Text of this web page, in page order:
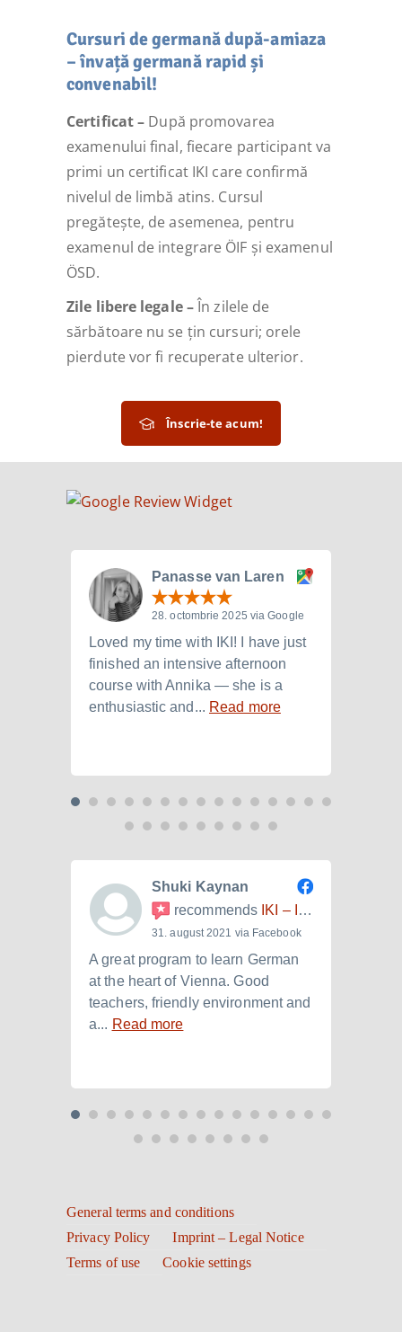
Cursuri de germană după-amiaza
– învață germană rapid și
convenabil!
Certificat – După promovarea
examenului final, fiecare participant va
primi un certificat IKI care confirmă
nivelul de limbă atins. Cursul
pregătește, de asemenea, pentru
examenul de integrare ÖIF și examenul
ÖSD.
Zile libere legale –În zilele de
sărbătoare nu se țin cursuri; orele
pierdute vor fi recuperate ulterior.
Înscrie-te acum!
Panasse van Laren
28. octombrie 2025 via Google
Loved my time with IKI! I have just
finished an intensive afternoon
course with Annika — she is a
enthusiastic and... Read more
Shuki Kaynan
recommends IKI – Internationales Kulturinstitut
31. august 2021 via Facebook
A great program to learn German
at the heart of Vienna. Good
teachers, friendly environment and
a... Read more
General terms and conditions
Privacy Policy
Imprint – Legal Notice
Terms of use
Cookie settings